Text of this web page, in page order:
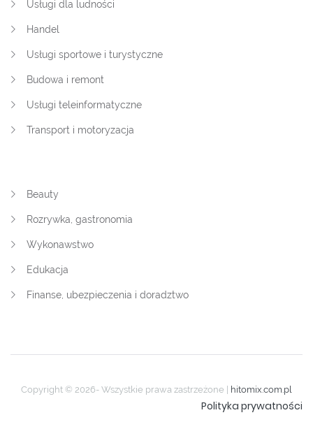
Usługi dla ludności
Handel
Usługi sportowe i turystyczne
Budowa i remont
Usługi teleinformatyczne
Transport i motoryzacja
Beauty
Rozrywka, gastronomia
Wykonawstwo
Edukacja
Finanse, ubezpieczenia i doradztwo
Copyright © 2026- Wszystkie prawa zastrzeżone | hitomix.com.pl
Polityka prywatności